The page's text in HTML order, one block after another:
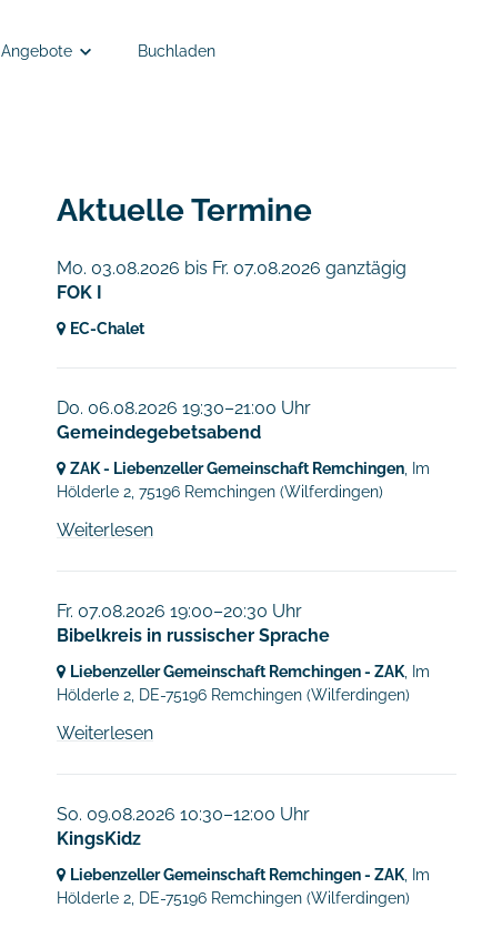
Angebote
Semesterkleingruppen
Tiefgänger
Buchladen
Aktuelle Termine
Mo. 03.08.2026 bis Fr. 07.08.2026 ganztägig
FOK I
EC-Chalet
Do. 06.08.2026 19:30–21:00 Uhr
Gemeindegebetsabend
ZAK - Liebenzeller Gemeinschaft Remchingen , Im
Hölderle 2, 75196 Remchingen (Wilferdingen)
Weiterlesen
Fr. 07.08.2026 19:00–20:30 Uhr
Bibelkreis in russischer Sprache
Liebenzeller Gemeinschaft Remchingen - ZAK , Im
Hölderle 2, DE-75196 Remchingen (Wilferdingen)
Weiterlesen
So. 09.08.2026 10:30–12:00 Uhr
KingsKidz
Liebenzeller Gemeinschaft Remchingen - ZAK , Im
Hölderle 2, DE-75196 Remchingen (Wilferdingen)